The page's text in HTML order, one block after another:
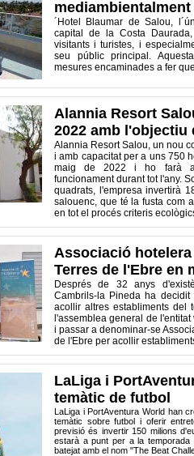
mediambientalment
´Hotel Blaumar de Salou,
capital de la Costa
visitants i turistes, i
seu públic principal.
mesures encaminades a fer
Alannia Resort
2022 amb
Alannia Resort Salou, un nou
i amb capacitat per a uns 750
maig de 2022 i ho farà
funcionament durant tot l'any.
quadrats, l'empresa invertirà
salouenc, que té la fusta com
en tot el procés criteris
Associació
Terres de l'Ebre en
Després de 32 anys
Cambrils-la Pineda ha
acollir altres establiments del
l'assemblea general de
i passar a denominar-se
de l'Ebre per acollir
LaLiga i
temàtic de futbol
LaLiga i PortAventura World han
temàtic sobre futbol i oferir
previsió és invertir 150 milions
estarà a punt per a la temporada
batejat amb el nom "The Beat